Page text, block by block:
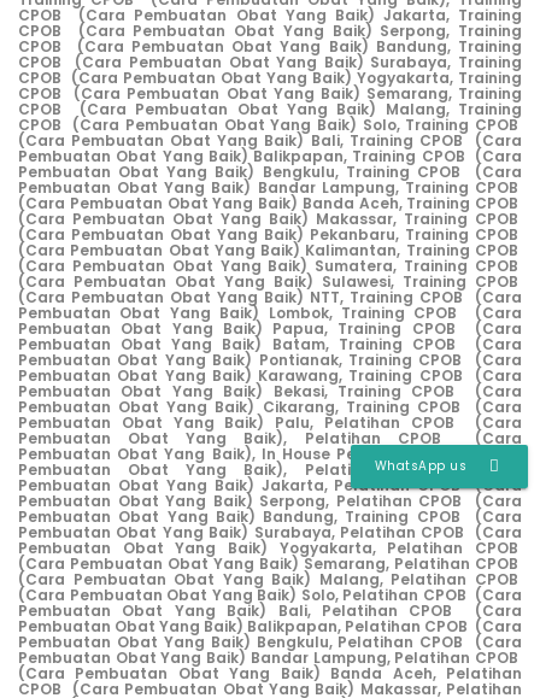
CPOB (Cara Pembuatan Obat Yang Baik) Jakarta, Training
CPOB (Cara Pembuatan Obat Yang Baik) Serpong, Training
CPOB (Cara Pembuatan Obat Yang Baik) Bandung, Training
CPOB (Cara Pembuatan Obat Yang Baik) Surabaya, Training
CPOB (Cara Pembuatan Obat Yang Baik) Yogyakarta, Training
CPOB (Cara Pembuatan Obat Yang Baik) Semarang, Training
CPOB (Cara Pembuatan Obat Yang Baik) Malang, Training
CPOB (Cara Pembuatan Obat Yang Baik) Solo, Training CPOB
(Cara Pembuatan Obat Yang Baik) Bali, Training CPOB (Cara
Pembuatan Obat Yang Baik) Balikpapan, Training CPOB (Cara
Pembuatan Obat Yang Baik) Bengkulu, Training CPOB (Cara
Pembuatan Obat Yang Baik) Bandar Lampung, Training CPOB
(Cara Pembuatan Obat Yang Baik) Banda Aceh, Training CPOB
(Cara Pembuatan Obat Yang Baik) Makassar, Training CPOB
(Cara Pembuatan Obat Yang Baik) Pekanbaru, Training CPOB
(Cara Pembuatan Obat Yang Baik) Kalimantan, Training CPOB
(Cara Pembuatan Obat Yang Baik) Sumatera, Training CPOB
(Cara Pembuatan Obat Yang Baik) Sulawesi, Training CPOB
(Cara Pembuatan Obat Yang Baik) NTT, Training CPOB (Cara
Pembuatan Obat Yang Baik) Lombok, Training CPOB (Cara
Pembuatan Obat Yang Baik) Papua, Training CPOB (Cara
Pembuatan Obat Yang Baik) Batam, Training CPOB (Cara
Pembuatan Obat Yang Baik) Pontianak, Training CPOB (Cara
Pembuatan Obat Yang Baik) Karawang, Training CPOB (Cara
Pembuatan Obat Yang Baik) Bekasi, Training CPOB (Cara
Pembuatan Obat Yang Baik) Cikarang, Training CPOB (Cara
Pembuatan Obat Yang Baik) Palu, Pelatihan CPOB (Cara
Pembuatan Obat Yang Baik), Pelatihan CPOB (Cara
Pembuatan Obat Yang Baik), In House Pelatihan CPOB (Cara
Pembuatan Obat Yang Baik), Pelatihan CPOB (Cara
Pembuatan Obat Yang Baik) Jakarta, Pelatihan CPOB (Cara
Pembuatan Obat Yang Baik) Serpong, Pelatihan CPOB (Cara
Pembuatan Obat Yang Baik) Bandung, Training CPOB (Cara
Pembuatan Obat Yang Baik) Surabaya, Pelatihan CPOB (Cara
Pembuatan Obat Yang Baik) Yogyakarta, Pelatihan CPOB
(Cara Pembuatan Obat Yang Baik) Semarang, Pelatihan CPOB
(Cara Pembuatan Obat Yang Baik) Malang, Pelatihan CPOB
(Cara Pembuatan Obat Yang Baik) Solo, Pelatihan CPOB (Cara
Pembuatan Obat Yang Baik) Bali, Pelatihan CPOB (Cara
Pembuatan Obat Yang Baik) Balikpapan, Pelatihan CPOB (Cara
Pembuatan Obat Yang Baik) Bengkulu, Pelatihan CPOB (Cara
Pembuatan Obat Yang Baik) Bandar Lampung, Pelatihan CPOB
(Cara Pembuatan Obat Yang Baik) Banda Aceh, Pelatihan
CPOB (Cara Pembuatan Obat Yang Baik) Makassar, Pelatihan
WhatsApp us